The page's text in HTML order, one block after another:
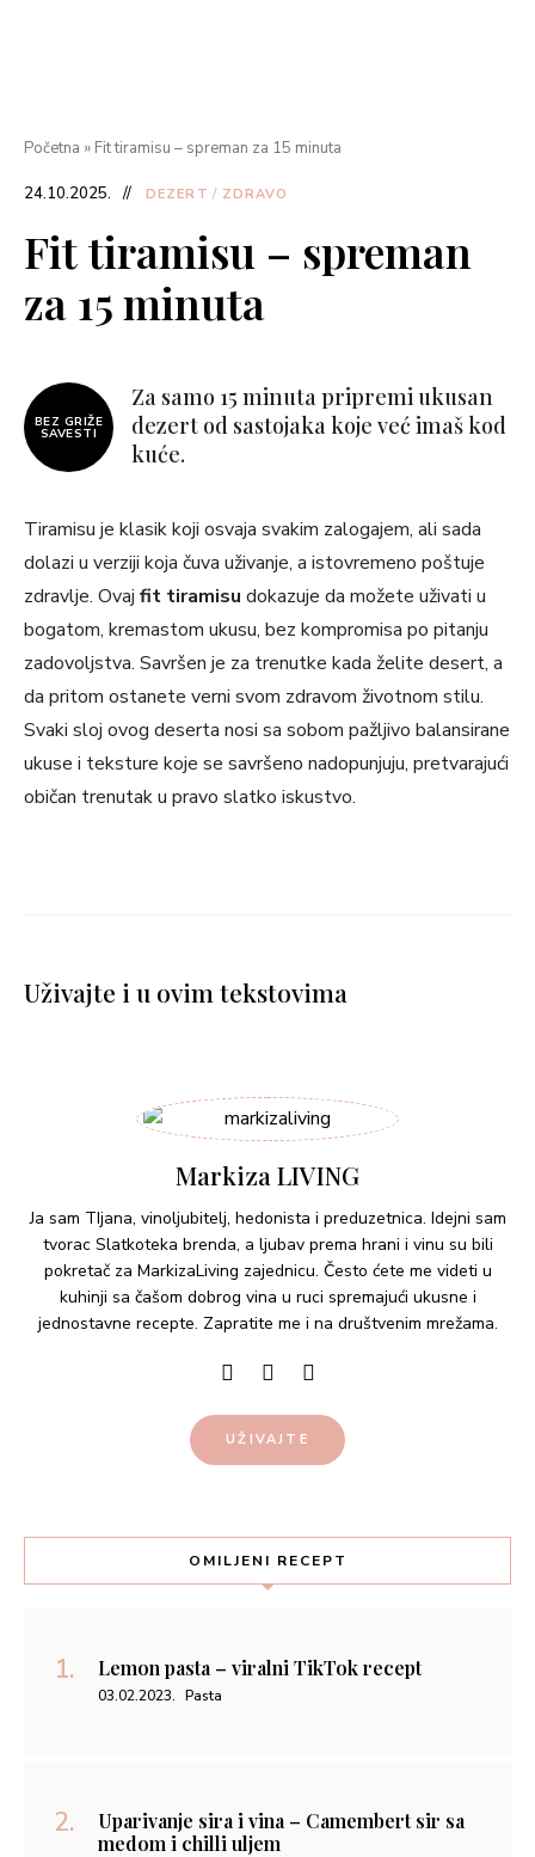
Početna » Fit tiramisu – spreman za 15 minuta
24.10.2025. DEZERT / ZDRAVO
Fit tiramisu – spreman
za 15 minuta
BEZ GRIŽE
SAVESTI
Za samo 15 minuta pripremi ukusan
dezert od sastojaka koje već imaš kod
kuće.
Tiramisu je klasik koji osvaja svakim zalogajem, ali sada
dolazi u verziji koja čuva uživanje, a istovremeno poštuje
zdravlje. Ovaj fit tiramisu dokazuje da možete uživati u
bogatom, kremastom ukusu, bez kompromisa po pitanju
zadovoljstva. Savršen je za trenutke kada želite desert, a
da pritom ostanete verni svom zdravom životnom stilu.
Svaki sloj ovog deserta nosi sa sobom pažljivo balansirane
ukuse i teksture koje se savršeno nadopunjuju, pretvarajući
običan trenutak u pravo slatko iskustvo.
Uživajte i u ovim tekstovima
Markiza LIVING
Ja sam TIjana, vinoljubitelj, hedonista i preduzetnica. Idejni sam
tvorac Slatkoteka brenda, a ljubav prema hrani i vinu su bili
pokretač za MarkizaLiving zajednicu. Često ćete me videti u
kuhinji sa čašom dobrog vina u ruci spremajući ukusne i
jednostavne recepte. Zapratite me i na društvenim mrežama.
UŽIVAJTE
OMILJENI RECEPT
Lemon pasta – viralni TikTok recept
03.02.2023. Pasta
Uparivanje sira i vina – Camembert sir sa
medom i chilli uljem